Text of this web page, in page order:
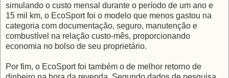
simulando o custo mensal durante o período de um ano e
15 mil km, o EcoSport foi o modelo que menos gastou na
categoria com documentação, seguro, manutenção e
combustível na relação custo-mês, proporcionando
economia no bolso de seu proprietário.
Por fim, o EcoSport foi também o de melhor retorno de